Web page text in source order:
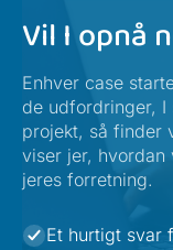
Vil I opnå
Enhver case
de udfordringer,
projekt, så finder
viser jer, hvordan
jeres forretning.
Et hurtigt svar